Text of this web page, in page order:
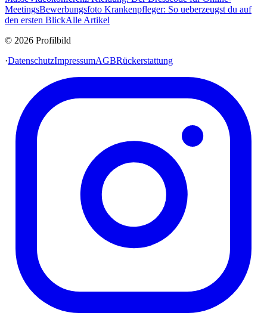
MeetingsBewerbungsfoto Krankenpfleger: So ueberzeugst du auf
den ersten BlickAlle Artikel
© 2026 Profilbild
·DatenschutzImpressumAGBRückerstattung